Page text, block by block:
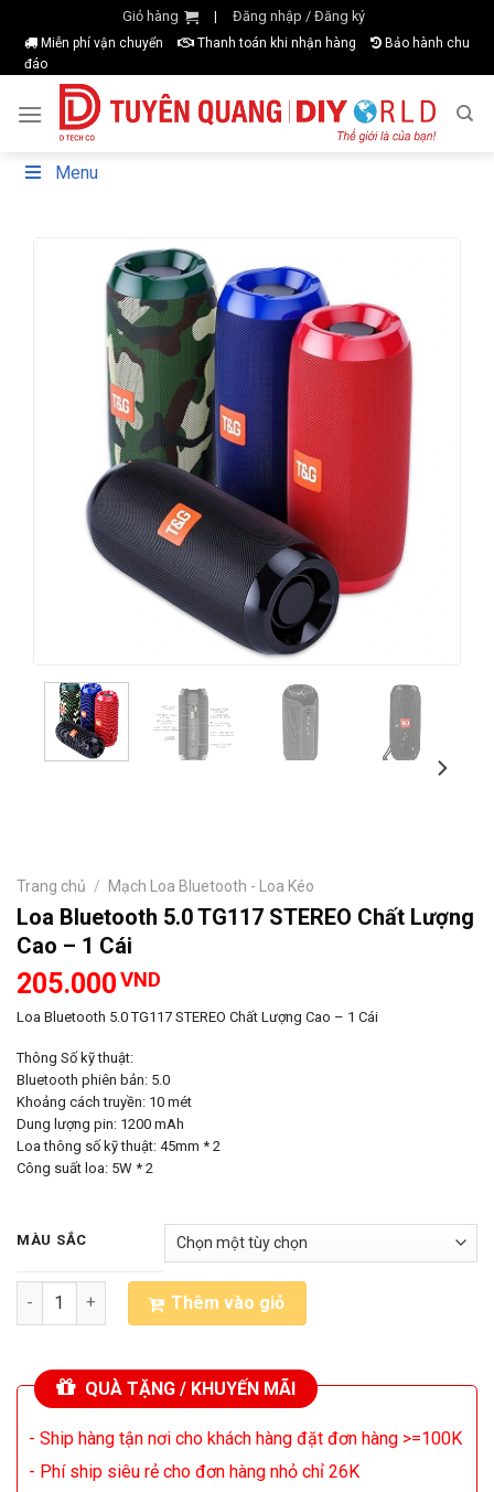
content
Giỏ hàng | Đăng nhập / Đăng ký
Miễn phí vận chuyển Thanh toán khi nhận hàng
Bảo hành chu
đáo
Menu
Trang chủ / Mạch Loa Bluetooth - Loa Kéo
Loa Bluetooth 5.0 TG117 STEREO Chất Lượng
Cao – 1 Cái
205.000VND
Loa Bluetooth 5.0 TG117 STEREO Chất Lượng Cao – 1 Cái
Thông Số kỹ thuật:
Bluetooth phiên bản: 5.0
Khoảng cách truyền: 10 mét
Dung lượng pin: 1200 mAh
Loa thông số kỹ thuật: 45mm * 2
Công suất loa: 5W * 2
MÀU SẮC
Loa Bluetooth 5.0 TG117 STEREO Chất Lượng Cao - 1 Cái số
Thêm vào giỏ
QUÀ TẶNG / KHUYẾN MÃI
- Ship hàng tận nơi cho khách hàng đặt đơn hàng >=100K
- Phí ship siêu rẻ cho đơn hàng nhỏ chỉ 26K